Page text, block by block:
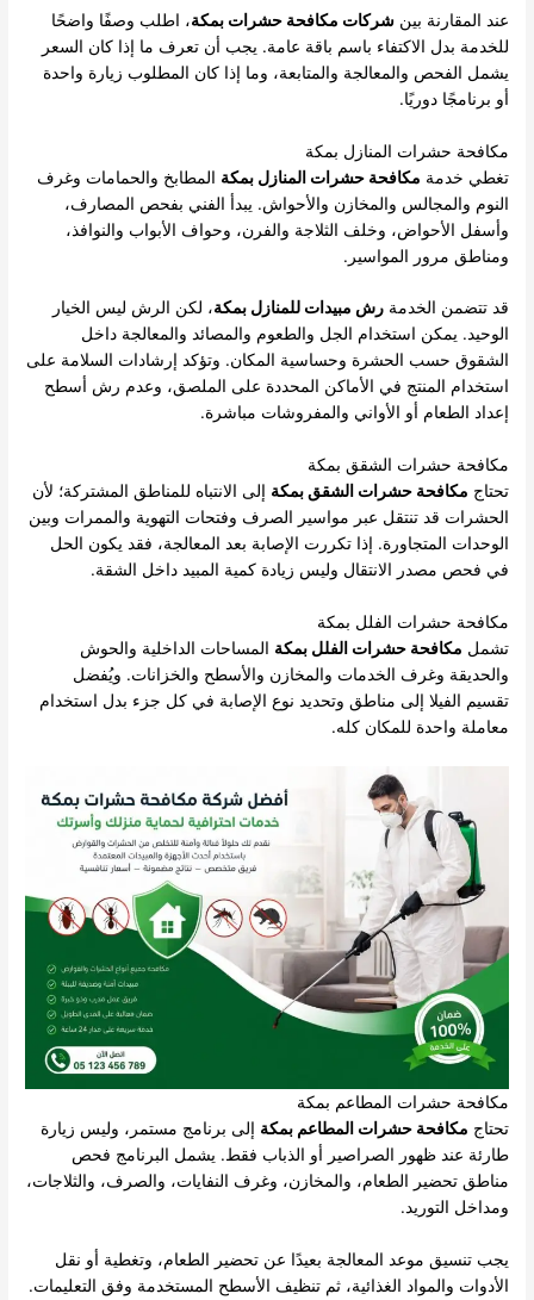
عند المقارنة بينشركات مكافحة حشرات بمكة، اطلب وصفًا واضحًا
للخدمة بدل الاكتفاء باسم باقة عامة. يجب أن تعرف ما إذا كان السعر
يشمل الفحص والمعالجة والمتابعة، وما إذا كان المطلوب زيارة واحدة
أو برنامجًا دوريًا.
مكافحة حشرات المنازل بمكة
تغطي خدمة مكافحة حشرات المنازل بمكة المطابخ والحمامات وغرف
النوم والمجالس والمخازن والأحواش. يبدأ الفني بفحص المصارف،
وأسفل الأحواض، وخلف الثلاجة والفرن، وحواف الأبواب والنوافذ،
ومناطق مرور المواسير.
قد تتضمن الخدمةرش مبيدات للمنازل بمكة، لكن الرش ليس الخيار
الوحيد. يمكن استخدام الجل والطعوم والمصائد والمعالجة داخل
الشقوق حسب الحشرة وحساسية المكان. وتؤكد إرشادات السلامة على
استخدام المنتج في الأماكن المحددة على الملصق، وعدم رش أسطح
إعداد الطعام أو الأواني والمفروشات مباشرة.
مكافحة حشرات الشقق بمكة
تحتاج مكافحة حشرات الشقق بمكة إلى الانتباه للمناطق المشتركة؛ لأن
الحشرات قد تنتقل عبر مواسير الصرف وفتحات التهوية والممرات وبين
الوحدات المتجاورة. إذا تكررت الإصابة بعد المعالجة، فقد يكون الحل
في فحص مصدر الانتقال وليس زيادة كمية المبيد داخل الشقة.
مكافحة حشرات الفلل بمكة
تشمل مكافحة حشرات الفلل بمكة المساحات الداخلية والحوش
والحديقة وغرف الخدمات والمخازن والأسطح والخزانات. ويُفضل
تقسيم الفيلا إلى مناطق وتحديد نوع الإصابة في كل جزء بدل استخدام
معاملة واحدة للمكان كله.
مكافحة حشرات المطاعم بمكة
تحتاج مكافحة حشرات المطاعم بمكة إلى برنامج مستمر، وليس زيارة
طارئة عند ظهور الصراصير أو الذباب فقط. يشمل البرنامج فحص
مناطق تحضير الطعام، والمخازن، وغرف النفايات، والصرف، والثلاجات،
ومداخل التوريد.
يجب تنسيق موعد المعالجة بعيدًا عن تحضير الطعام، وتغطية أو نقل
الأدوات والمواد الغذائية، ثم تنظيف الأسطح المستخدمة وفق التعليمات.